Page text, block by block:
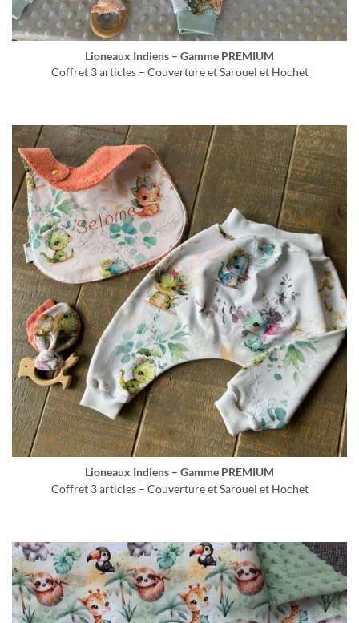
Lioneaux Indiens – Gamme PREMIUM
Coffret 3 articles – Couverture et Sarouel et Hochet
Lioneaux Indiens – Gamme PREMIUM
Coffret 3 articles – Couverture et Sarouel et Hochet